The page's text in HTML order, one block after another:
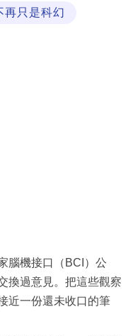
再只是科幻
腦機接口（BCI）公
換過意見。把這些觀察
近一份還未收口的筆